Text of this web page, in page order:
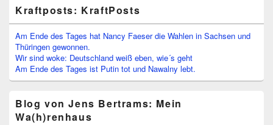
Kraftposts: KraftPosts
Am Ende des Tages hat Nancy Faeser die Wahlen in Sachsen und
Thüringen gewonnen.
Wir sind woke: Deutschland weiß eben, wie´s geht
Am Ende des Tages ist Putin tot und Nawalny lebt.
Blog von Jens Bertrams: Mein
Wa(h)renhaus